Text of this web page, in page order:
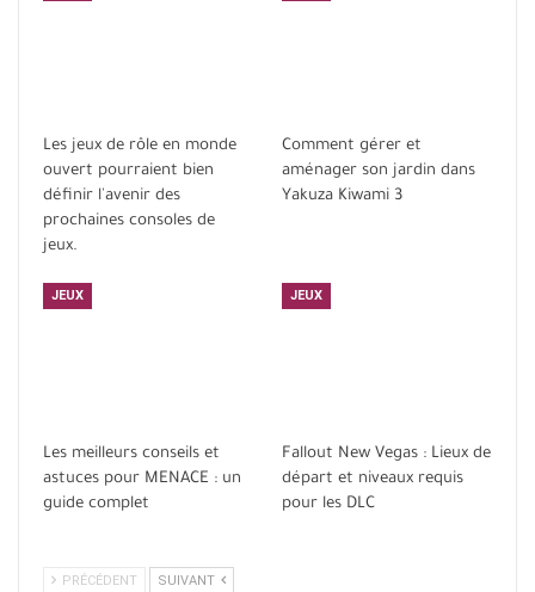
Les jeux de rôle en monde
ouvert pourraient bien
définir l'avenir des
prochaines consoles de
jeux.
Comment gérer et
aménager son jardin dans
Yakuza Kiwami 3
JEUX
Les meilleurs conseils et
astuces pour MENACE : un
guide complet
JEUX
Fallout New Vegas : Lieux de
départ et niveaux requis
pour les DLC
PRÉCÉDENT SUIVANT